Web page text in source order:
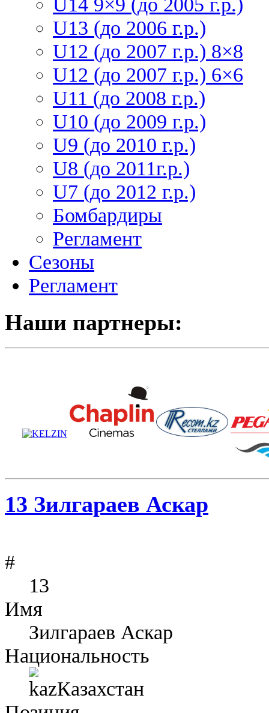
U13 (до 2006 г.р.)
U12 (до 2007 г.р.) 8×8
U12 (до 2007 г.р.) 6×6
U11 (до 2008 г.р.)
U10 (до 2009 г.р.)
U9 (до 2010 г.р.)
U8 (до 2011г.р.)
U7 (до 2012 г.р.)
Бомбардиры
Регламент
Сезоны
Регламент
Наши партнеры:
13 Зилгараев Аскар
#
13
Имя
Зилгараев Аскар
Национальность
Казахстан